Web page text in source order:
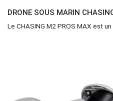
DRONE SOUS MARIN
Le CHASING M2 PROS MAX est